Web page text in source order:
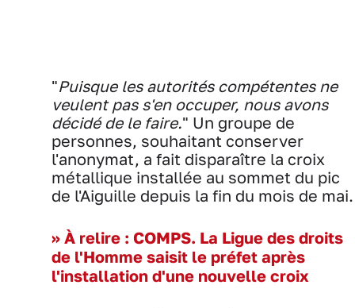
"Puisque les autorités compétentes ne
veulent pas s'en occuper, nous avons
décidé de le faire." Un groupe de
personnes, souhaitant conserver
l'anonymat, a fait disparaître la croix
métallique installée au sommet du pic
de l'Aiguille depuis la fin du mois de mai.
>> À relire : COMPS. La Ligue des droits
de l'Homme saisit le préfet après
l'installation d'une nouvelle croix